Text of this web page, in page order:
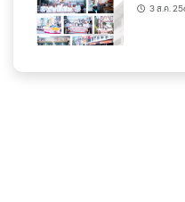
3 ส.ค.